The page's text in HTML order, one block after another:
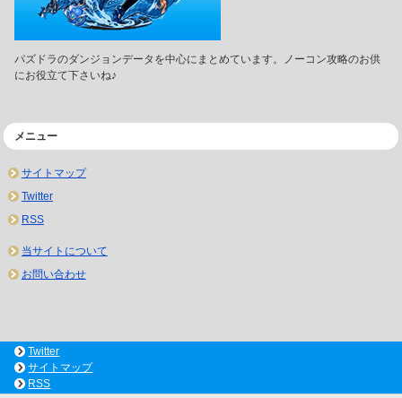
パズドラのダンジョンデータを中心にまとめています。ノーコン攻略のお供
にお役立て下さいね♪
メニュー
サイトマップ
Twitter
RSS
当サイトについて
お問い合わせ
Twitter
サイトマップ
RSS